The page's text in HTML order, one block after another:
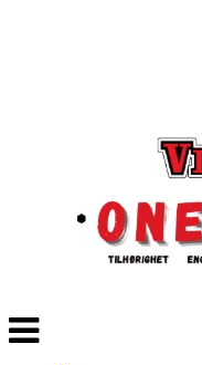
Veksle
navigasjon